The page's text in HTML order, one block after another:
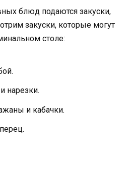
блюд подаются закуски,
закуски, которые могут
столе:
нарезки.
и кабачки.